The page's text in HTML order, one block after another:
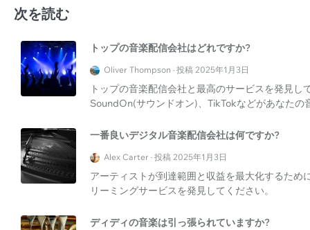
次を読む
トップの音楽配信会社はどれですか?
Oliver Thompson · 投稿 2025年1月3日
トップの音楽配信会社と最高のサービスを発見
SoundOn(サウンドオン)、TikTokなどがあなた
一番良いデジタル音楽配信会社は何ですか?
Alex Carter · 投稿 2025年1月3日
アーティストが到達範囲と収益を最大化するた
リーミングサービスを発見してください。
ディディの音楽は引っ張られていますか?